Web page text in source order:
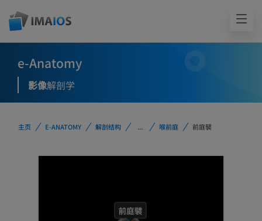
e-Anatomy
影像解剖学
主页 E-ANATOMY 解剖结构 ... 喉前庭 前庭襞